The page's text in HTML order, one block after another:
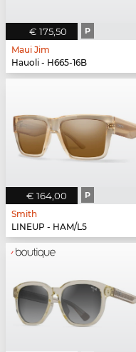
€ 175,50 P
Maui Jim
Hauoli - H665-16B
€ 164,00 P
Smith
LINEUP - HAM/L5